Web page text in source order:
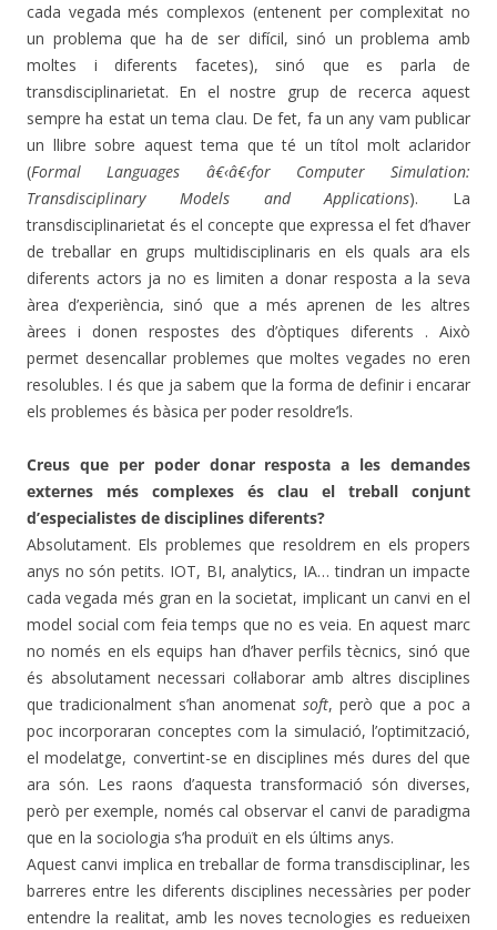
cada vegada més complexos (entenent per complexitat no
un problema que ha de ser difícil, sinó un problema amb
moltes i diferents facetes), sinó que es parla de
transdisciplinarietat. En el nostre grup de recerca aquest
sempre ha estat un tema clau. De fet, fa un any vam publicar
un llibre sobre aquest tema que té un títol molt aclaridor
(Formal Languages â€‹â€‹for Computer Simulation:
Transdisciplinary Models and Applications). La
transdisciplinarietat és el concepte que expressa el fet d’haver
de treballar en grups multidisciplinaris en els quals ara els
diferents actors ja no es limiten a donar resposta a la seva
àrea d’experiència, sinó que a més aprenen de les altres
àrees i donen respostes des d’òptiques diferents . Això
permet desencallar problemes que moltes vegades no eren
resolubles. I és que ja sabem que la forma de definir i encarar
els problemes és bàsica per poder resoldre’ls.
Creus que per poder donar resposta a les demandes
externes més complexes és clau el treball conjunt
d’especialistes de disciplines diferents?
Absolutament. Els problemes que resoldrem en els propers
anys no són petits. IOT, BI, analytics, IA… tindran un impacte
cada vegada més gran en la societat, implicant un canvi en el
model social com feia temps que no es veia. En aquest marc
no només en els equips han d’haver perfils tècnics, sinó que
és absolutament necessari col·laborar amb altres disciplines
que tradicionalment s’han anomenat soft, però que a poc a
poc incorporaran conceptes com la simulació, l’optimització,
el modelatge, convertint-se en disciplines més dures del que
ara són. Les raons d’aquesta transformació són diverses,
però per exemple, només cal observar el canvi de paradigma
que en la sociologia s’ha produït en els últims anys.
Aquest canvi implica en treballar de forma transdisciplinar, les
barreres entre les diferents disciplines necessàries per poder
entendre la realitat, amb les noves tecnologies es redueixen